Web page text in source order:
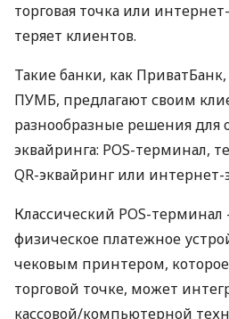
торговая точка или
теряет клиентов.
Такие банки, как ПриватБанк,
ПУМБ, предлагают своим
разнообразные решения для
эквайринга: POS-терминал,
QR-эквайринг или интернет-
Классический POS-
физическое платежное
чековым принтером, которое
торговой точке, может
кассовой/компьютерной